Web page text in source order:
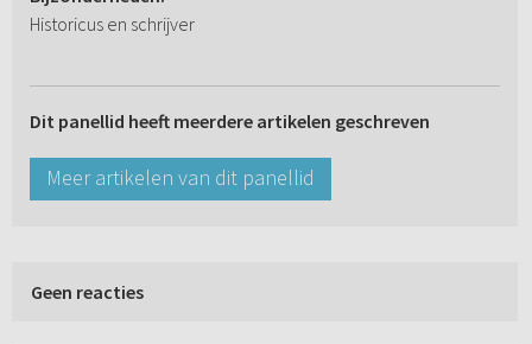
Historicus en schrijver
Dit panellid heeft meerdere artikelen geschreven
Meer artikelen van dit panellid
Geen reacties